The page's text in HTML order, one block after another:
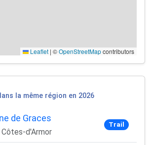
Leaflet | ©OpenStreetMapcontributors
la même région en 2026
de Graces
d'Armor
Trail